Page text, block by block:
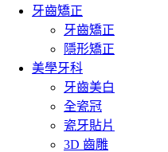
牙齒矯正
牙齒矯正
隱形矯正
美學牙科
牙齒美白
全瓷冠
瓷牙貼片
3D 齒雕